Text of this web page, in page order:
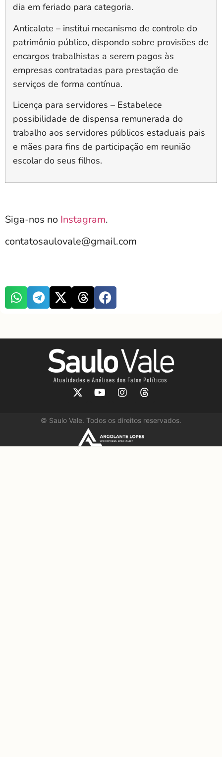
dia em feriado para categoria.
Anticalote – institui mecanismo de controle do
patrimônio público, dispondo sobre provisões de
encargos trabalhistas a serem pagos às
empresas contratadas para prestação de
serviços de forma contínua.
Licença para servidores – Estabelece
possibilidade de dispensa remunerada do
trabalho aos servidores públicos estaduais pais
e mães para fins de participação em reunião
escolar do seus filhos.
Siga-nos no Instagram.
contatosaulovale@gmail.com
© Saulo Vale. Todos os direitos reservados.